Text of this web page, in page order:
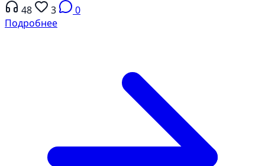
48
3
0
Подробнее